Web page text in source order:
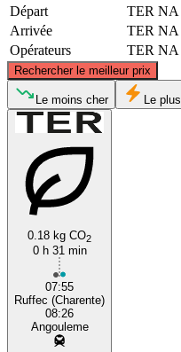
Départ
TER NA
Arrivée
TER NA
Opérateurs
TER NA
Rechercher le meilleur prix
Le moins cher Le
0.18 kg CO2
0 h 31 min
07:55
Ruffec (Charente)
08:26
Angouleme